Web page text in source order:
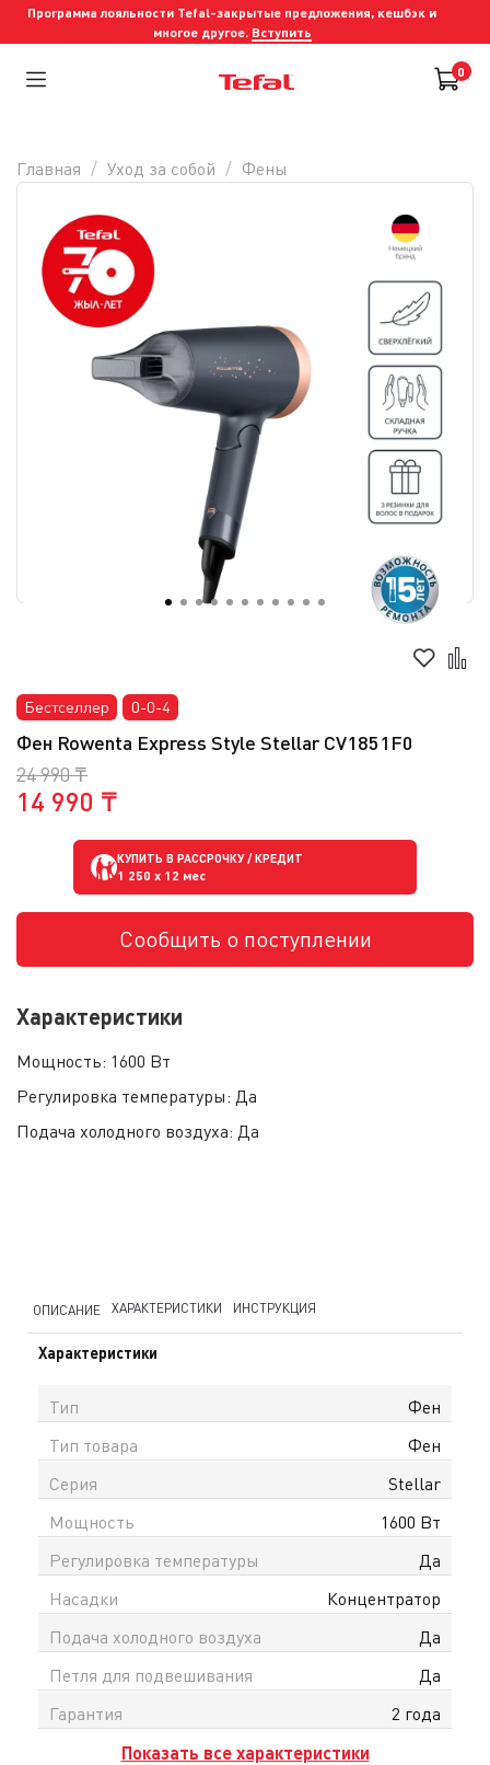
Программа лояльности Tefal-закрытые предложения, кешбэк и
многое другое. Вступить
0
Бестселлер 0-0-4
Фен Rowenta Express Style Stellar CV1851F0
24 990 ₸
14 990 ₸
КУПИТЬ В РАССРОЧКУ / КРЕДИТ
1 250 x 12 мес
Сообщить о поступлении
Характеристики
Мощность: 1600 Вт
Регулировка температуры: Да
Подача холодного воздуха: Да
Главная Уход за собой Фены
ОПИСАНИЕ ХАРАКТЕРИСТИКИ ИНСТРУКЦИЯ
Характеристики
Тип
Фен
Тип товара
Фен
Серия
Stellar
Мощность
1600 Вт
Регулировка температуры
Да
Насадки
Концентратор
Подача холодного воздуха
Да
Петля для подвешивания
Да
Гарантия
2 года
Показать все характеристики